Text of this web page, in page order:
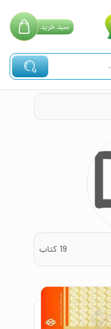
سبدخرید
19 کتاب